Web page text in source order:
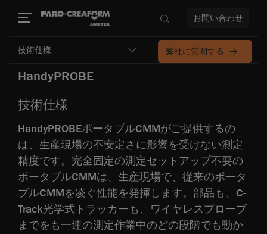
お問い合わせ
技術仕様 弊社に質問する
HandyPROBE
技術仕様
HandyPROBEポータブルCMMがご提供するの
は、生産現場の不安定さに影響を受けない測定
精度です。完全固定の測定セットアップ不要の
ポータブルCMMは、生産現場で、従来のポータ
ブルCMMを凌ぐ性能を発揮します。部品も、C-
Track光学式トラッカーも、ワイヤレスプローブ
までをも一連の測定作業中のどの段階でも動か